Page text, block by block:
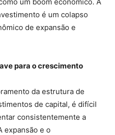
é um colapso
de expansão e
para o crescimento
da estrutura de
de capital, é difícil
consistentemente a
expansão e o